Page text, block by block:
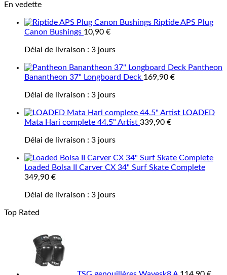
En vedette
Riptide APS Plug
Canon Bushings 10,90 €
Délai de livraison : 3 jours
Pantheon
Banantheon 37" Longboard Deck 169,90 €
Délai de livraison : 3 jours
LOADED
Mata Hari complete 44.5" Artist 339,90 €
Délai de livraison : 3 jours
Loaded Bolsa II Carver CX 34" Surf Skate Complete
349,90 €
Délai de livraison : 3 jours
Top Rated